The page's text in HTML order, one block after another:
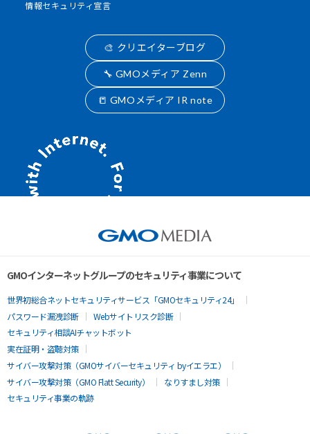
情報セキュリティ宣言
🎨 クリエイターブログ
🔧 GMOメディア Zenn
📒 GMOメディア IR note
GMOインターネットグループのセキュリティ事業について
世界初総合ネットセキュリティサービス「GMOセキュリティ24」
パスワード漏洩診断
Webサイトリスク診断
セキュリティ相談AIチャットボット
実在証明・盗聴対策
サイバー攻撃対策（GMOサイバーセキュリティ byイエラエ）
サイバー攻撃対策（GMO Flatt Security）
なりすまし対策
セキュリティ事業の軌跡